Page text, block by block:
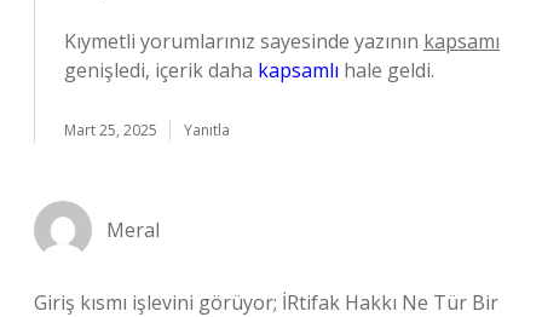
Kıymetli yorumlarınız sayesinde yazının kapsamı
genişledi, içerik daha kapsamlı hale geldi.
Mart 25, 2025 Yanıtla
Meral
Giriş kısmı işlevini görüyor; İRtifak Hakkı Ne Tür Bir